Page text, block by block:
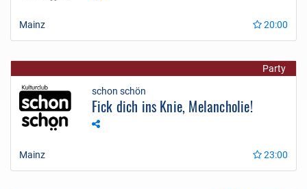
Mainz 20:00
Party
schon schön
Fick dich ins Knie, Melancholie!
Mainz 23:00